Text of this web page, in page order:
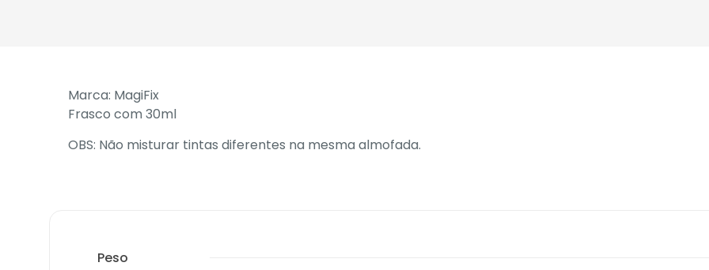
Marca: MagiFix
Frasco com 30ml
OBS: Não misturar tintas diferentes na mesma almofada.
Peso